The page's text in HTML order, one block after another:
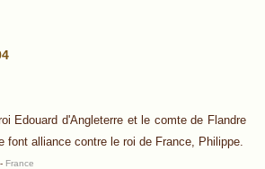
Edouard d'Angleterre et le comte de Flandre
font alliance contre le roi de France, Philippe.
- France